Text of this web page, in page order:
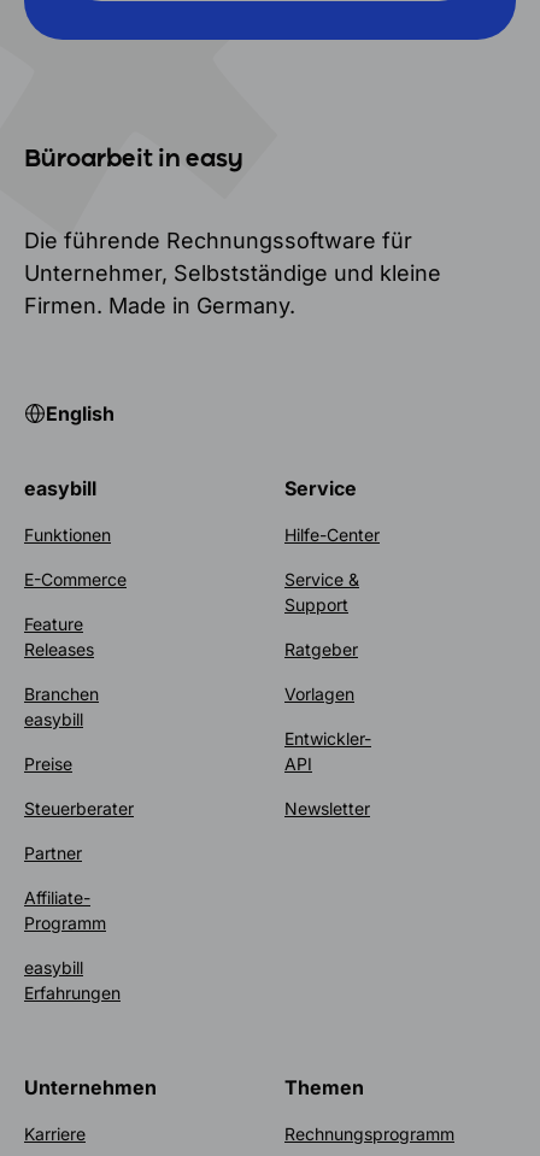
Büroarbeit in easy
Die führende Rechnungssoftware für
Unternehmer, Selbstständige und kleine
Firmen. Made in Germany.
English
easybill
Funktionen
E-Commerce
Feature
Releases
Branchen
easybill
Preise
Steuerberater
Partner
Affiliate-
Programm
easybill
Erfahrungen
Service
Hilfe-Center
Service &
Support
Ratgeber
Vorlagen
Entwickler-
API
Newsletter
Unternehmen
Karriere
Themen
Rechnungsprogramm